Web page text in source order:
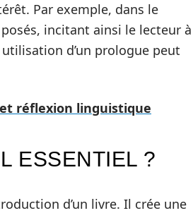
Par exemple, dans le
incitant ainsi le lecteur à
d’un prologue peut
réflexion linguistique
ESSENTIEL ?
d’un livre. Il crée une